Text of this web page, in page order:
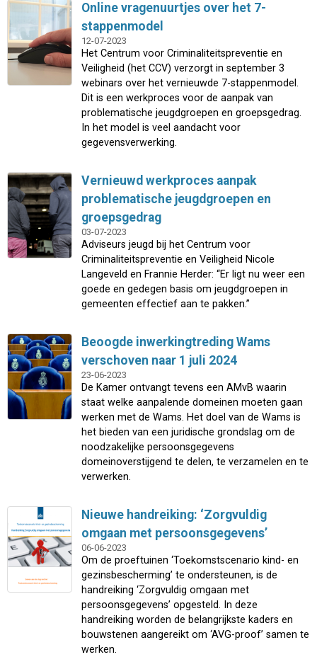
Online vragenuurtjes over het 7-
stappenmodel
12-07-2023
Het Centrum voor Criminaliteitspreventie en
Veiligheid (het CCV) verzorgt in september 3
webinars over het vernieuwde 7-stappenmodel.
Dit is een werkproces voor de aanpak van
problematische jeugdgroepen en groepsgedrag.
In het model is veel aandacht voor
gegevensverwerking.
Vernieuwd werkproces aanpak
problematische jeugdgroepen en
groepsgedrag
03-07-2023
Adviseurs jeugd bij het Centrum voor
Criminaliteitspreventie en Veiligheid Nicole
Langeveld en Frannie Herder: “Er ligt nu weer een
goede en gedegen basis om jeugdgroepen in
gemeenten effectief aan te pakken.”
Beoogde inwerkingtreding Wams
verschoven naar 1 juli 2024
23-06-2023
De Kamer ontvangt tevens een AMvB waarin
staat welke aanpalende domeinen moeten gaan
werken met de Wams. Het doel van de Wams is
het bieden van een juridische grondslag om de
noodzakelijke persoonsgegevens
domeinoverstijgend te delen, te verzamelen en te
verwerken.
Nieuwe handreiking: ‘Zorgvuldig
omgaan met persoonsgegevens’
06-06-2023
Om de proeftuinen ‘Toekomstscenario kind- en
gezinsbescherming’ te ondersteunen, is de
handreiking ‘Zorgvuldig omgaan met
persoonsgegevens’ opgesteld. In deze
handreiking worden de belangrijkste kaders en
bouwstenen aangereikt om ‘AVG-proof’ samen te
werken.